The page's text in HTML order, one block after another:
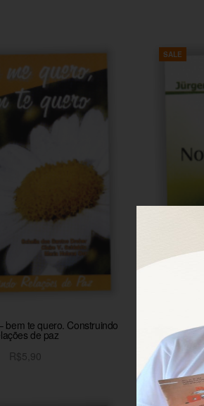
bem te quero. Construindo
de paz
R$5,90
SALE
A